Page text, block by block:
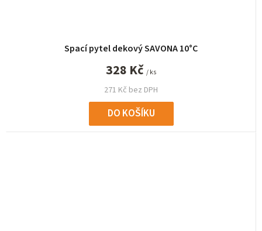
Spací pytel dekový SAVONA 10°C
271 Kč bez DPH
328 Kč / ks
DO KOŠÍKU